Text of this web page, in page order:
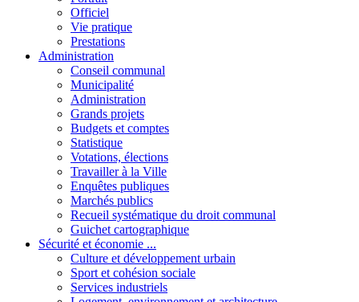
Officiel
Vie pratique
Prestations
Administration
Conseil communal
Municipalité
Administration
Grands projets
Budgets et comptes
Statistique
Votations, élections
Travailler à la Ville
Enquêtes publiques
Marchés publics
Recueil systématique du droit communal
Guichet cartographique
Sécurité et économie ...
Culture et développement urbain
Sport et cohésion sociale
Services industriels